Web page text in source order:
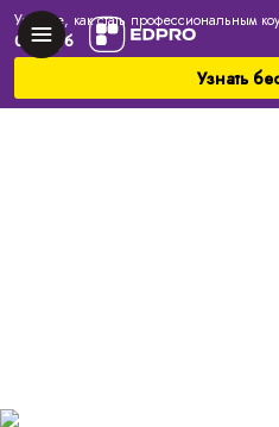
Узнайте, как стать профессиональным
000 руб
Узнать